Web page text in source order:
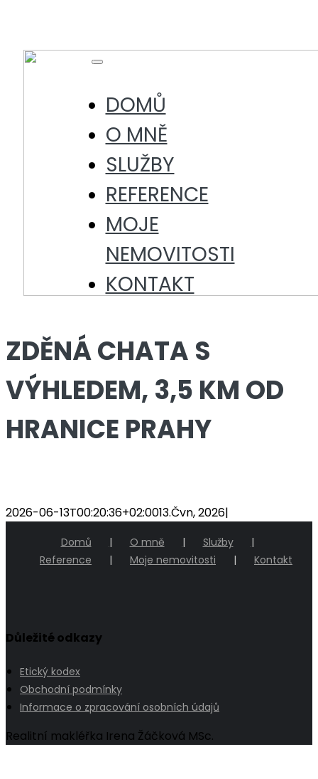
content
Toggle
DOMŮ
O MNĚ
SLUŽBY
REFERENCE
MOJE
NEMOVITOSTI
KONTAKT
ZDĚNÁ CHATA S
VÝHLEDEM, 3,5 KM OD
HRANICE PRAHY
2026-06-13T00:20:36+02:0013.Čvn, 2026|
Důležité odkazy
Etický kodex
Obchodní podmínky
Informace o zpracování osobních údajů
Domů O mně
Služby
Reference
Moje nemovitosti Kontakt
Realitní makléřka Irena Žáčková MSc.